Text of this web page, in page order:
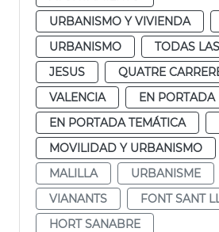
URBANISMO Y VIVIENDA
URBANISMO
TODAS
JESUS
QUATRE
VALENCIA
EN PORTADA
EN PORTADA TEMÁTICA
MOVILIDAD Y URBANISMO
MALILLA
URBANISME
VIANANTS
FONT SANT
HORT SANABRE